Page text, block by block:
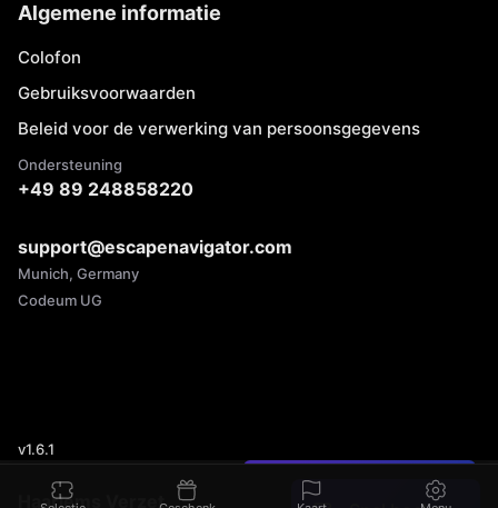
Haarlems Verzet
Heb je een fout gevonden?
Algemene informatie
Colofon
Gebruiksvoorwaarden
Beleid voor de verwerking van persoonsgegevens
Ondersteuning
+49 89 248858220
support@escapenavigator.com
Munich, Germany
Codeum UG
v1.6.1